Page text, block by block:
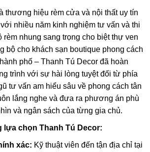
thương hiệu rèm cửa và nội thất uy tín
nhiều năm kinh nghiệm tư vấn và thi
nhung sang trọng cho biệt thự ven
bộ cho khách sạn boutique phong cách
phố – Thanh Tú Decor đã hoàn
trình với sự hài lòng tuyệt đối từ phía
tư vấn am hiểu sâu về phong cách tân
lắng nghe và đưa ra phương án phù
và ngân sách của từng gia chủ.
lựa chọn Thanh Tú Decor:
xác: Kỹ thuật viên đến tận địa chỉ tại